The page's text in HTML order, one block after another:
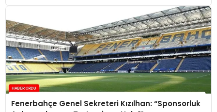
Fenerbahçe Genel Sekreteri Kızılhan: “Sponsorluk